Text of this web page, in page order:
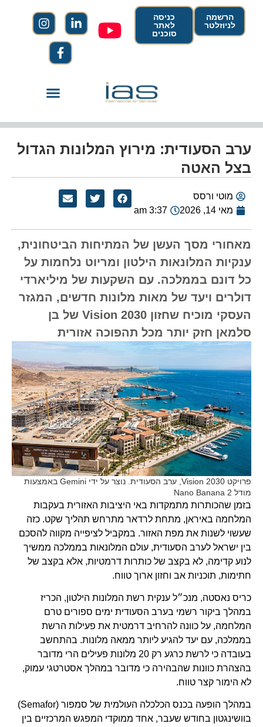
הרשמה
לניוזלטר
כניסה
לאתר
סוכנים
ערב הסעודית: מירוץ המלונות הגדול
בצל האטה
מוטי ורסס
מאי 14, 2026
3:37 am
מאחורי מסך העשן של המתיחות הביטחונית,
ענקיות המלונאות הילטון ומריוט נלחמות על
כל דונם בממלכה. עם השקעות של מיליארדי
דולרים ויעד של מאות מלונות חדשים, המגזר
העסקי מוכיח שחזון Vision 2030 של בן
סלמאן חזק יותר מכל תהפוכה אזורית
פרויקט Vision 2030, ערב הסעודית. נוצר על ידי Gemini באמצעות
מודל Nano Banana 2
בזמן שהכותרות מתמקדות באי היציבות האזורית בעקבות
המלחמה באיראן, מתחת לרדאר מתרחש תהליך שקט. כזה
שעשוי לשנות את מפת האזור. במקביל לציפייה מקווה להסכם
בין ישראל לערב הסעודית, עולם המלונאות בממלכה ממשיך
לנוע קדימה, לא בקצב של כותרות דרמטיות, אלא בקצב של
חתימות, תוכניות אב וחזון ארוך טווח.
כריס נאסטה, מנכ״ל ענקית רשת המלונות הילטון, הכריז
במהלך ביקור רשמי בערב הסעודית ימים ספורים טרם
המלחמה, על כוונה להרחיב דרמטית את פעילות הרשת
בממלכה, עם יעד להגיע ליותר ממאה מלונות. בהתחשב
בעובדה כי לרשת כרגע רק 20 מלונות פעילים הרי מדובר
בהצהרת כוונות שהבהירה כי מדובר במהלך אסטרטגי עמוק,
לא הימור קצר טווח.
במהלך הופעה בכנס הכלכלה העולמית של סמפור (Semafor)
בוושינגטון בחודש שעבר, אחד ממוקדי המפגש המרכזיים בין